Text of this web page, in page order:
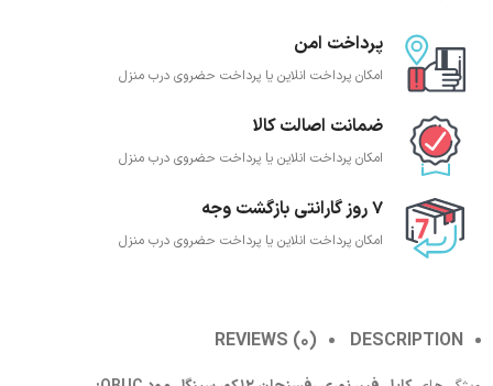
پرداخت امن
امکان پرداخت انلاین یا پرداخت حضروی درب منزل
ضمانت اصالت کالا
امکان پرداخت انلاین یا پرداخت حضروی درب منزل
7 روز گارانتی بازگشت وجه
امکان پرداخت انلاین یا پرداخت حضروی درب منزل
DESCRIPTION
REVIEWS (0)